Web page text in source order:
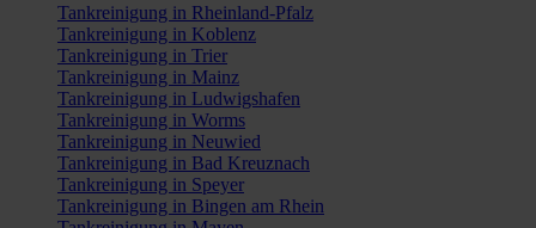
Tankreinigung in Rheinland-Pfalz
Tankreinigung in Koblenz
Tankreinigung in Trier
Tankreinigung in Mainz
Tankreinigung in Ludwigshafen
Tankreinigung in Worms
Tankreinigung in Neuwied
Tankreinigung in Bad Kreuznach
Tankreinigung in Speyer
Tankreinigung in Bingen am Rhein